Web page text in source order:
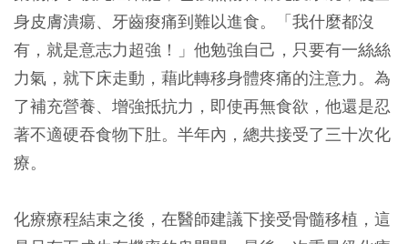
身皮膚潰瘍、牙齒痠痛到難以進食。「我什麼都沒
有，就是意志力超強！」他勉強自己，只要有一絲絲
力氣，就下床走動，藉此轉移身體疼痛的注意力。為
了補充營養、增強抵抗力，即使再無食欲，他還是忍
著不適硬吞食物下肚。半年內，總共接受了三十次化
療。
化療療程結束之後，在醫師建議下接受骨髓移植，這